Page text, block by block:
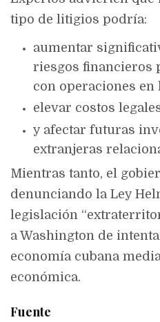
tipo de litigios podría:
aumentar
riesgos financieros
con operaciones en
elevar costos
y afectar futuras
extranjeras
Mientras tanto, el
denunciando la Ley
legislación
a Washington de
economía cubana
económica.
Fuente